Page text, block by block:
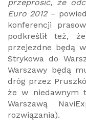
przeprosić, że
Euro 2012–
konferencji
podkreślił też,
przejezdne będą
Strykowa do
Warszawy będą
dróg przez
że w niedawnym
Warszawą
rozwiązania).